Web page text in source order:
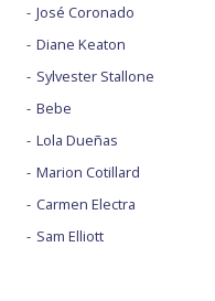
José Coronado
Diane Keaton
Sylvester Stallone
Bebe
Lola Dueñas
Marion Cotillard
Carmen Electra
Sam Elliott